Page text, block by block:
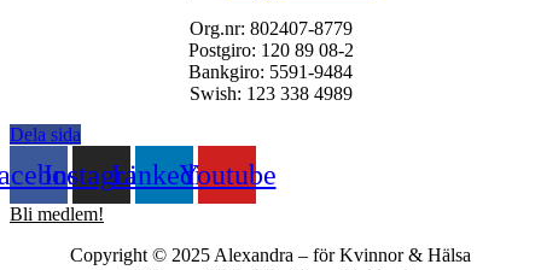
Org.nr: 802407-8779
Postgiro: 120 89 08-2
Bankgiro: 5591-9484
Swish: 123 338 4989
Dela sida
InstagramLinkedinYoutube
Bli medlem!
Copyright © 2025 Alexandra – för Kvinnor & Hälsa